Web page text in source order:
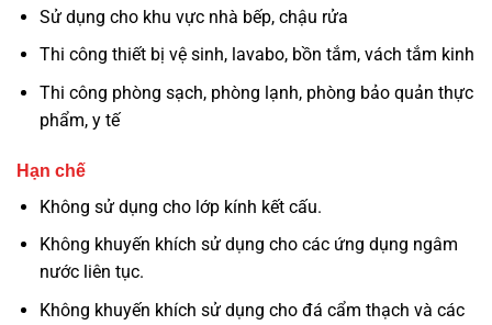
Sử dụng cho khu vực nhà bếp, chậu rửa
Thi công thiết bị vệ sinh, lavabo, bồn tắm, vách tắm kinh
Thi công phòng sạch, phòng lạnh, phòng bảo quản thực
phẩm, y tế
Hạn chế
Không sử dụng cho lớp kính kết cấu.
Không khuyến khích sử dụng cho các ứng dụng ngâm
nước liên tục.
Không khuyến khích sử dụng cho đá cẩm thạch và các